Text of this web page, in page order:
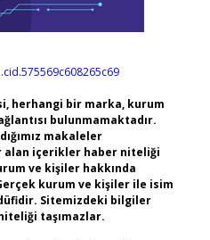
herhangi bir marka, kurum
bulunmamaktadır.
makaleler
alan içerikler haber niteliği
ve kişiler hakkında
kurum ve kişiler ile isim
Sitemizdeki bilgiler
taşımazlar.